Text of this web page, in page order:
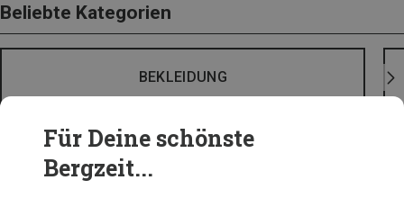
Beliebte Kategorien
BEKLEIDUNG
Für Deine schönste
Bergzeit...